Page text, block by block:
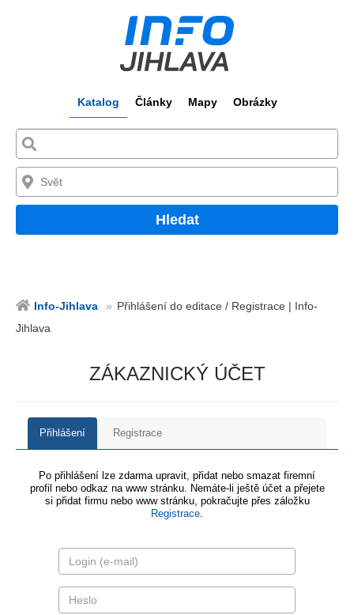
Katalog Články Mapy Obrázky
Hledat
Info-Jihlava
Přihlášení do editace / Registrace | Info-
Jihlava
ZÁKAZNICKÝ ÚČET
Přihlášení Registrace
Po přihlášení lze zdarma upravit, přidat nebo smazat firemní
profil nebo odkaz na www stránku. Nemáte-li ještě účet a přejete
si přidat firmu nebo www stránku, pokračujte přes záložku
Registrace.